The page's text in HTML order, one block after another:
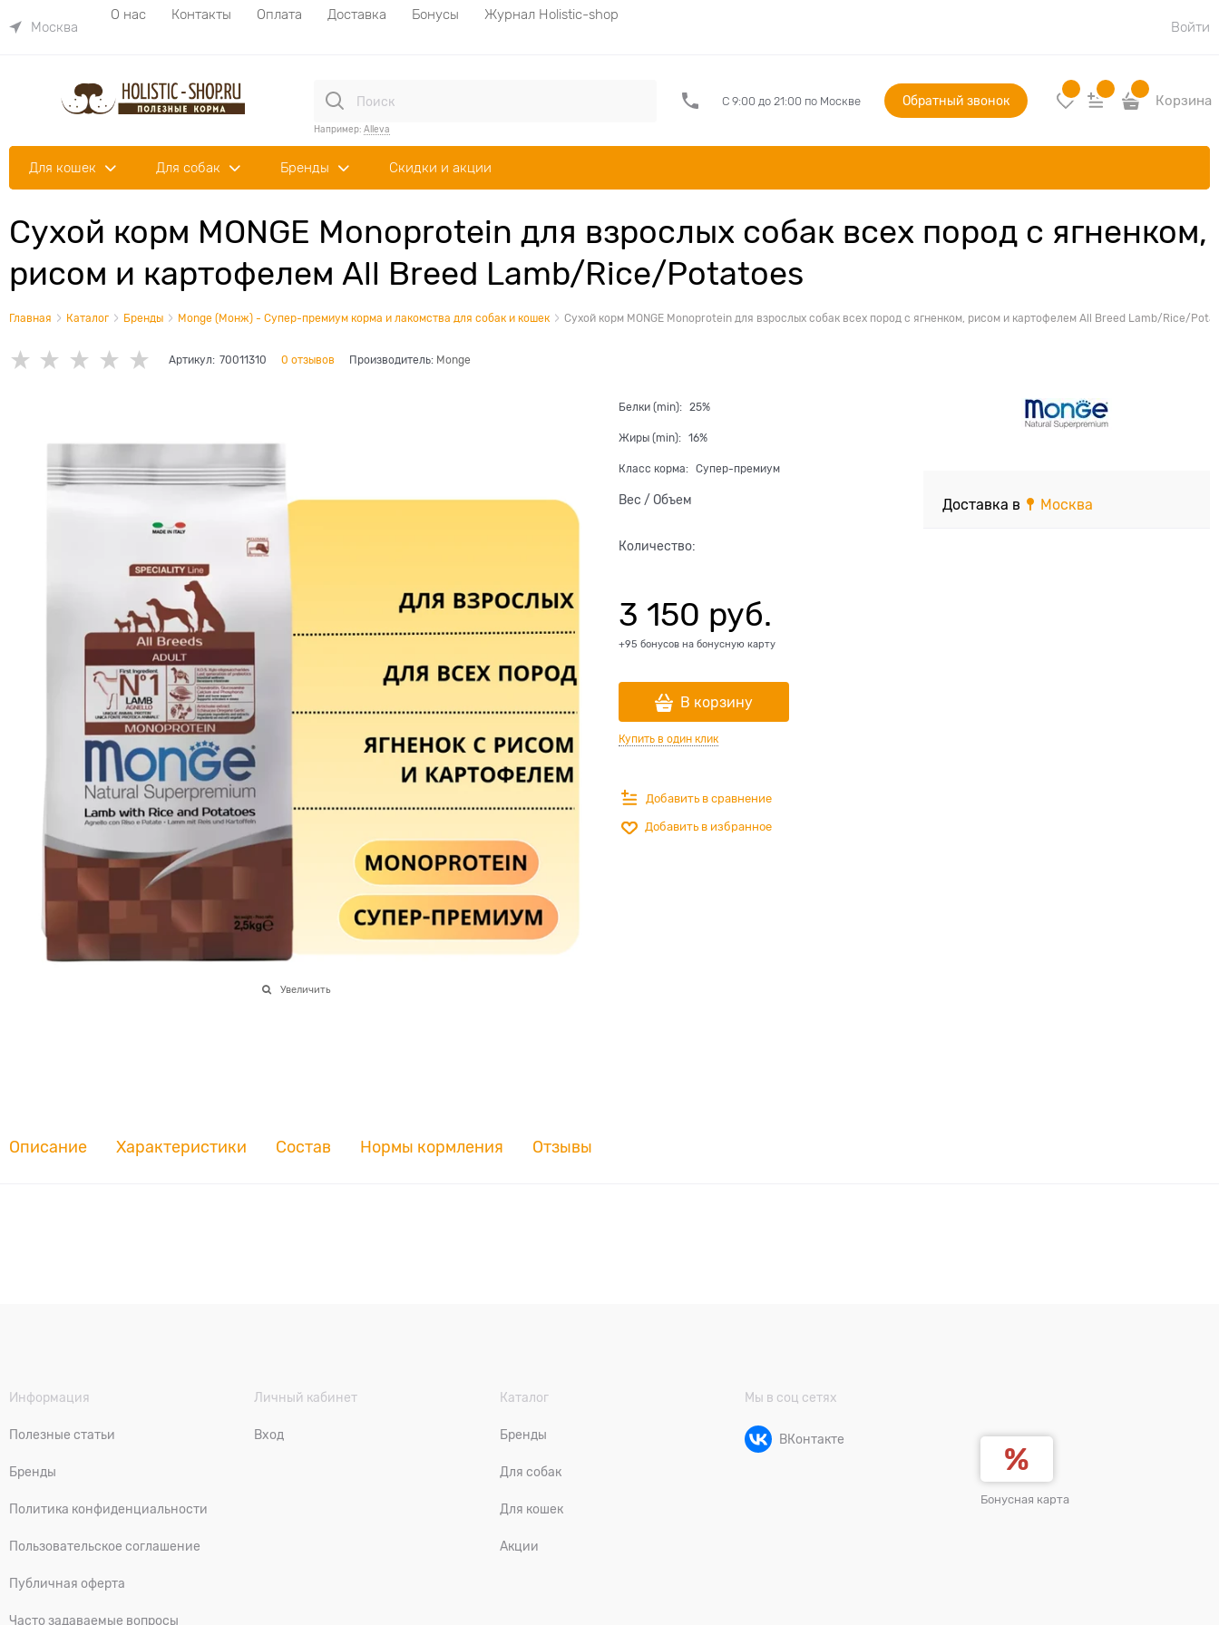
Москва
О нас Контакты Оплата Доставка Бонусы
Журнал Holistic-shop
Войти
Например: Alleva
С 9:00 до 21:00 по Москве Обратный звонок Корзина
Для кошек Для собак Бренды Скидки и акции
Сухой корм MONGE Monoprotein для взрослых собак всех пород с ягненком,
рисом и картофелем All Breed Lamb/Rice/Potatoes
Главная Каталог Бренды Monge (Монж) - Супер-премиум корма и лакомства для собак и кошек Сухой корм MONGE Monoprotein для взрослых собак всех пород с ягненком, рисом и картофелем All Breed Lamb/Rice/
Артикул: 70011310 0 отзывов Производитель: Monge
Увеличить
Белки (min): 25%
Жиры (min): 16%
Класс корма: Супер-премиум
Вес / Объем
Количество:
3 150 руб.
+95 бонусов на бонусную карту
В корзину
Купить в один клик
Добавить в сравнение
Добавить в избранное
Доставка в Москва
Описание Характеристики Состав Нормы кормления Отзывы
Информация
Полезные статьи
Бренды
Политика конфиденциальности
Пользовательское соглашение
Публичная оферта
Часто задаваемые вопросы
Личный кабинет
Вход
Каталог
Бренды
Для собак
Для кошек
Акции
Мы в соц сетях
ВКонтакте
Бонусная карта